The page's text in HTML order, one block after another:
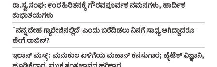
ರಾ.ಸ್ವ.ಸಂಘ: ೯೦ರ ಹಿರಿತನಕ್ಕೆ ಗೌರವಪೂರ್ವಕ ನಮನಗಳು, ಹಾರ್ದಿಕ
ಶುಭಾಶಯಗಳು
`ನನ್ನ ದೇಹ ಗ್ಯಾರೇಜಿನಲ್ಲಿದೆ’ ಎಂದು ಬರೆದಿಡಲು ನಿನಗೆ ಸಾಧ್ಯ ಆಗಿದ್ದಾದರೂ
ಹೇಗೆ ರಾಬಿನ್‌?
ಇಲಾನ್ ಮಸ್ಕ್ : ಮನುಕುಲ ಏಳಿಗೆಯ ಮಹಾನ್ ಕನಸುಗಾರ; ಹೈಟೆಕ್ ವಿಜ್ಞಾನಿ,